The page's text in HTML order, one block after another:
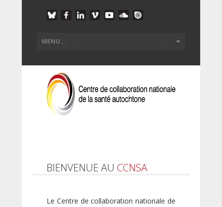
BIENVENUE AU CCNSA
Le Centre de collaboration nationale de